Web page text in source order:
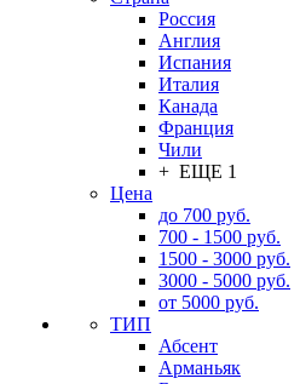
Россия
Англия
Испания
Италия
Канада
Франция
Чили
+ ЕЩЕ 1
Цена
до 700 руб.
700 - 1500 руб.
1500 - 3000 руб.
3000 - 5000 руб.
от 5000 руб.
ТИП
Абсент
Арманьяк